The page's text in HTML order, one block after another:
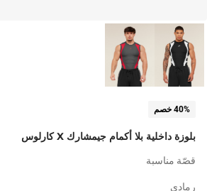
40% خصم
بلوزة داخلية بلا أكمام جيمشارك X كارلوس
قصّة مناسبة
رمادي